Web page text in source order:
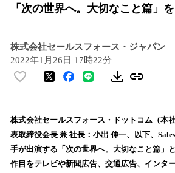
「次の世界へ。大切なこと篇」
株式会社セールスフォース・ジャパン
2022年1月26日 17時22分
い
！
数
を
読
株式会社セールスフォース・ドットコム（本
表取締役会長 兼 社長：小出 伸一、以下、
手が出演する「次の世界へ。大切なこと篇」
作目をテレビや新聞広告、交通広告、インタ